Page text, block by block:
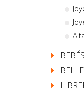
BEBÉS